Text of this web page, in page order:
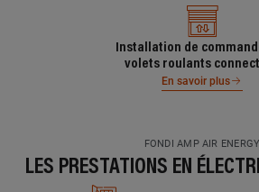
Installation de
volets roulants
En savoir plus
FONDI AMP AIR ENERGY
LES PRESTATIONS EN